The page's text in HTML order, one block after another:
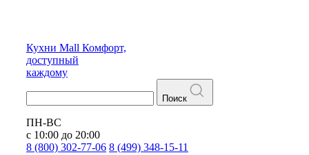
Кухни Mall Комфорт,
доступный
каждому
Поиск
ПН-ВС
с 10:00 до 20:00
8 (800) 302-77-06 8 (499) 348-15-11